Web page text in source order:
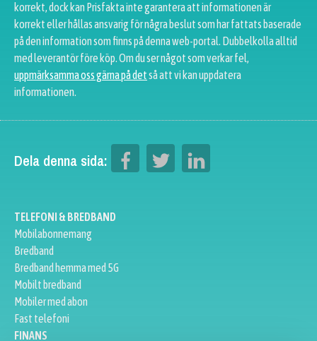
korrekt, dock kan Prisfakta inte garantera att informationen är
korrekt eller hållas ansvarig för några beslut som har fattats baserade
på den information som finns på denna web-portal. Dubbelkolla alltid
med leverantör före köp. Om du ser något som verkar fel,
uppmärksamma oss gärna på detså att vi kan uppdatera
informationen.
Dela denna sida:
TELEFONI & BREDBAND
Mobilabonnemang
Bredband
Bredband hemma med 5G
Mobilt bredband
Mobiler med abon
Fast telefoni
FINANS